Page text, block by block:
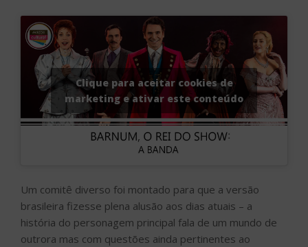
Clique para aceitar cookies de
marketing e ativar este conteúdo
Um comitê diverso foi montado para que a versão
brasileira fizesse plena alusão aos dias atuais – a
história do personagem principal fala de um mundo de
outrora mas com questões ainda pertinentes ao